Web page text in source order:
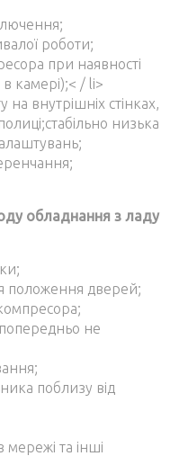
роботи;
при наявності
камері);< / li>
на внутрішніх стінках,
низька
обладнання з ладу
положення дверей;
не
поблизу від
мережі та інші